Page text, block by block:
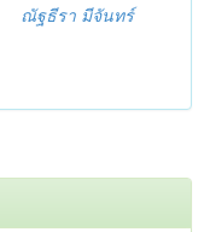
ณัฐธีรา มีจันทร์